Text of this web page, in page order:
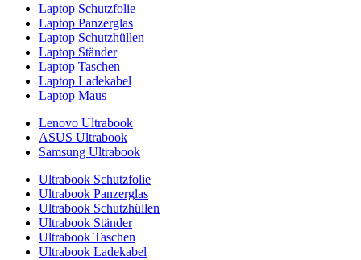
Laptop Schutzfolie
Laptop Panzerglas
Laptop Schutzhüllen
Laptop Ständer
Laptop Taschen
Laptop Ladekabel
Laptop Maus
Lenovo Ultrabook
ASUS Ultrabook
Samsung Ultrabook
Ultrabook Schutzfolie
Ultrabook Panzerglas
Ultrabook Schutzhüllen
Ultrabook Ständer
Ultrabook Taschen
Ultrabook Ladekabel